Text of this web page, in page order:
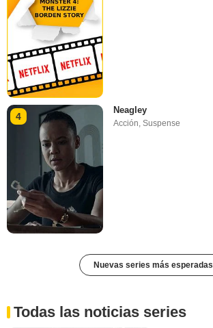
4
Neagley
Acción ,Suspense
Nuevas series más esperadas
Todas las noticias series